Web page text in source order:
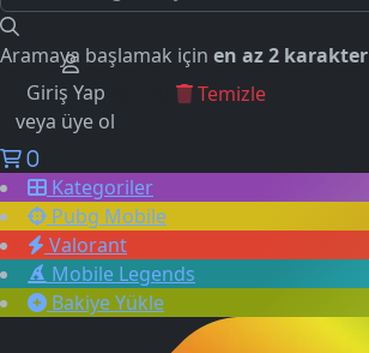
Aramaya başlamak için en az 2 karakter
GEÇMİŞ ARAMALAR
Temizle
Giriş Yap
veya üye ol
0
Kategoriler
Pubg Mobile
Valorant
Mobile Legends
Bakiye Yükle